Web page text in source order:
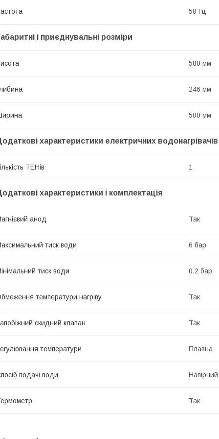
50 Гц
і приєднувальні розміри
580 мм
246 мм
500 мм
характеристики електричних водонагрівачів
ТЕНів 1
характеристики і комплектація
анод Так
тиск води 6 бар
тиск води 0.2 бар
температури нагріву Так
скидний клапан Так
температури Плавна
подачі води Напірний
Так